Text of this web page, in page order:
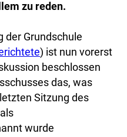
zu reden.
der Grundschule
) ist nun vorerst
beschlossen
das, was
Sitzung des
wurde